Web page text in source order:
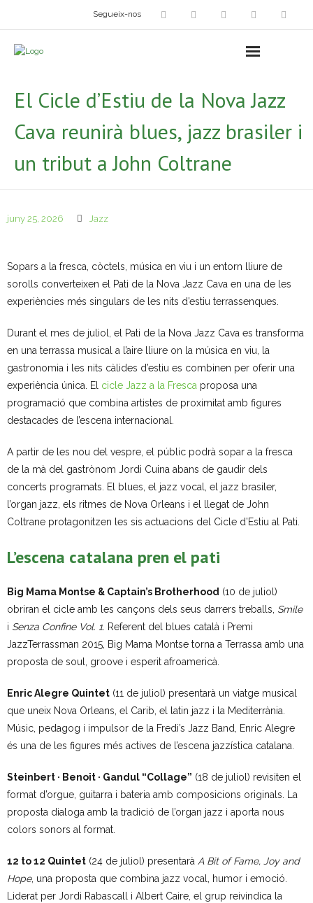
Segueix-nos
- Exposicions
- Fira del Dibuix
- Taller dels Amics Menuts
Cine-Club
Grup de Teatre
- Muntatges presentats
Jazz Terrassa
- Nova Jazz Cava
Música clàssica i coral
- Cor Montserrat
- Coral Ohana
- Concerts
- Concurs Montserrat Alavedra
Literatura i debat
- Mirall de Glaç
- Grup d’Opinió
- Laboratori Creatiu
El Cicle d’Estiu de la Nova Jazz
Cava reunirà blues, jazz brasiler i
un tribut a John Coltrane
juny 25, 2026 Jazz
Sopars a la fresca, còctels, música en viu i un entorn lliure de
sorolls converteixen el Pati de la Nova Jazz Cava en una de les
experiències més singulars de les nits d’estiu terrassenques.
Durant el mes de juliol, el Pati de la Nova Jazz Cava es transforma
en una terrassa musical a l’aire lliure on la música en viu, la
gastronomia i les nits càlides d’estiu es combinen per oferir una
experiència única. El cicle Jazz a la Fresca proposa una
programació que combina artistes de proximitat amb figures
destacades de l’escena internacional.
A partir de les nou del vespre, el públic podrà sopar a la fresca
de la mà del gastrònom Jordi Cuina abans de gaudir dels
concerts programats. El blues, el jazz vocal, el jazz brasiler,
l’organ jazz, els ritmes de Nova Orleans i el llegat de John
Coltrane protagonitzen les sis actuacions del Cicle d’Estiu al Pati.
L’escena catalana pren el pati
Big Mama Montse & Captain’s Brotherhood (10 de juliol)
obriran el cicle amb les cançons dels seus darrers treballs, Smile
i Senza Confine Vol. 1 . Referent del blues català i Premi
JazzTerrassman 2015, Big Mama Montse torna a Terrassa amb una
proposta de soul, groove i esperit afroamericà.
Enric Alegre Quintet (11 de juliol) presentarà un viatge musical
que uneix Nova Orleans, el Carib, el latin jazz i la Mediterrània.
Músic, pedagog i impulsor de la Fredi’s Jazz Band, Enric Alegre
és una de les figures més actives de l’escena jazzística catalana.
Steinbert · Benoit · Gandul “Collage” (18 de juliol) revisiten el
format d’orgue, guitarra i bateria amb composicions originals. La
proposta dialoga amb la tradició de l’organ jazz i aporta nous
colors sonors al format.
12 to 12 Quintet (24 de juliol) presentarà A Bit of Fame, Joy and
Hope, una proposta que combina jazz vocal, humor i emoció.
Liderat per Jordi Rabascall i Albert Caire, el grup reivindica la